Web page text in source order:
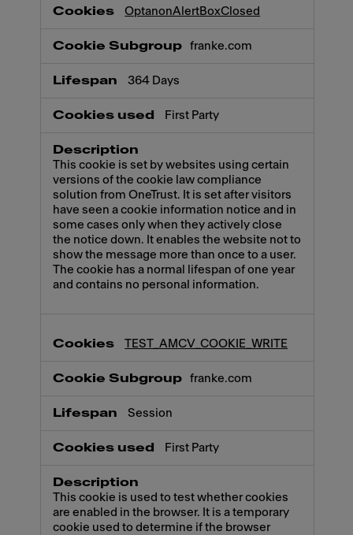
OptanonAlertBoxClosed
franke.com
364 Days
First Party
This cookie is set by websites using certain
versions of the cookie law compliance
solution from OneTrust. It is set after visitors
have seen a cookie information notice and in
some cases only when they actively close
the notice down. It enables the website not to
show the message more than once to a user.
The cookie has a normal lifespan of one year
and contains no personal information.
TEST_AMCV_COOKIE_WRITE
franke.com
Session
First Party
This cookie is used to test whether cookies
are enabled in the browser. It is a temporary
cookie used to determine if the browser